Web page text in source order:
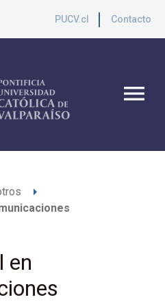
PUCV.cl Contacto
menu
arrow_right
en